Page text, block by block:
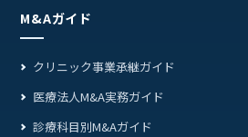
M&Aガイド
クリニック事業承継ガイド
医療法人M&A実務ガイド
診療科目別M&Aガイド